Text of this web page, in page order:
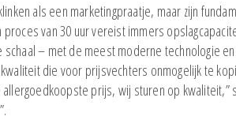
als een marketingpraatje, maar zijn
van 30 uur vereist immers
– met de meest moderne technologie
die voor prijsvechters onmogelijk te
prijs, wij sturen op kwaliteit,”